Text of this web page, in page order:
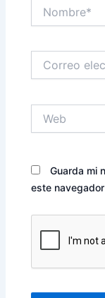
electrónico*
Guarda mi
este